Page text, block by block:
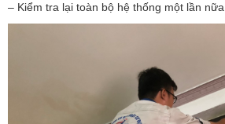
– Kiểm tra lại toàn bộ hệ thống một lần nữa